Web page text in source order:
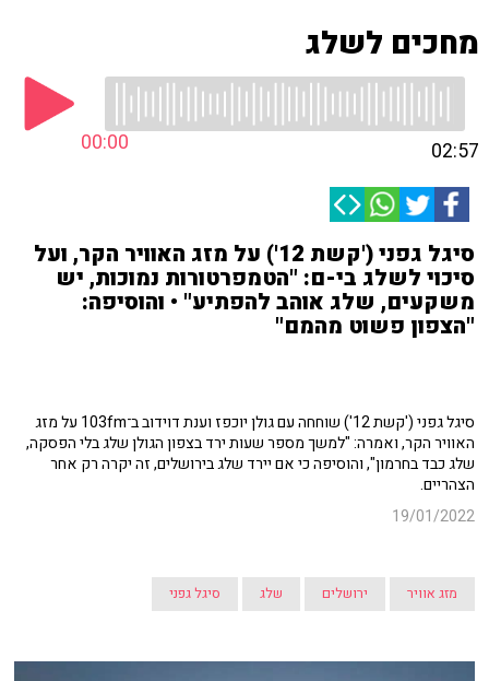
מחכים לשלג
00:00 02:57
סיגל גפני ('קשת 12') על מזג האוויר הקר, ועל
סיכוי לשלג בי-ם: "הטמפרטורות נמוכות, יש
משקעים, שלג אוהב להפתיע" • והוסיפה:
"הצפון פשוט מהמם"
סיגל גפני ('קשת 12') שוחחה עם גולן יוכפז וענת דוידוב ב־103fm על מזג
האוויר הקר, ואמרה: "למשך מספר שעות ירד בצפון הגולן שלג בלי הפסקה,
שלג כבד בחרמון", והוסיפה כי אם יירד שלג בירושלים, זה יקרה רק אחר
הצהריים.
19/01/2022
מזג אוויר ירושלים שלג סיגל גפני